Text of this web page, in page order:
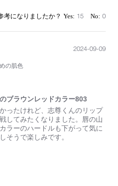
15 0
の肌色
ブラウンレッドカラー803
ったけれど、志尊くんのリップ
してみたくなりました。唇の山
ラーのハードルも下がって気に
そうで楽しみです。
2024-09-09